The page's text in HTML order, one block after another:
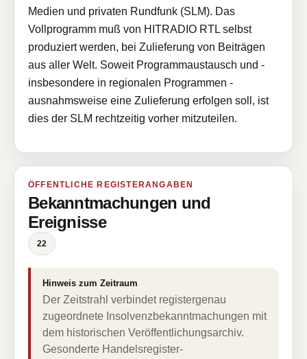
Medien und privaten Rundfunk (SLM). Das
Vollprogramm muß von HITRADIO RTL selbst
produziert werden, bei Zulieferung von Beiträgen
aus aller Welt. Soweit Programmaustausch und -
insbesondere in regionalen Programmen -
ausnahmsweise eine Zulieferung erfolgen soll, ist
dies der SLM rechtzeitig vorher mitzuteilen.
ÖFFENTLICHE REGISTERANGABEN
Bekanntmachungen und
Ereignisse
22
Hinweis zum Zeitraum
Der Zeitstrahl verbindet registergenau
zugeordnete Insolvenzbekanntmachungen mit
dem historischen Veröffentlichungsarchiv.
Gesonderte Handelsregister-